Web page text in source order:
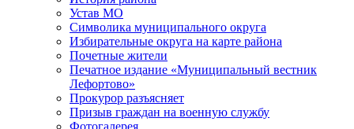
Устав МО
Символика муниципального округа
Избирательные округа на карте района
Почетные жители
Печатное издание «Муниципальный вестник
Лефортово»
Прокурор разъясняет
Призыв граждан на военную службу
Фотогалерея